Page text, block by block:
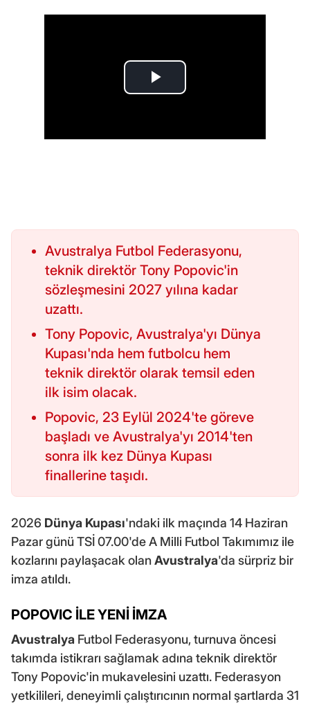
Avustralya Futbol Federasyonu,
teknik direktör Tony Popovic'in
sözleşmesini 2027 yılına kadar
uzattı.
Tony Popovic, Avustralya'yı Dünya
Kupası'nda hem futbolcu hem
teknik direktör olarak temsil eden
ilk isim olacak.
Popovic, 23 Eylül 2024'te göreve
başladı ve Avustralya'yı 2014'ten
sonra ilk kez Dünya Kupası
finallerine taşıdı.
2026 Dünya Kupası'ndaki ilk maçında 14 Haziran
Pazar günü TSİ 07.00'de A Milli Futbol Takımımız ile
kozlarını paylaşacak olanAvustralya'da sürpriz bir
imza atıldı.
POPOVIC İLE YENİ İMZA
Avustralya Futbol Federasyonu, turnuva öncesi
takımda istikrarı sağlamak adına teknik direktör
Tony Popovic'in mukavelesini uzattı. Federasyon
yetkilileri, deneyimli çalıştırıcının normal şartlarda 31